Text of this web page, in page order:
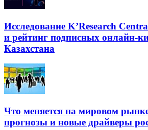
Исследование K’Research
и рейтинг подписных онлайн-
Казахстана
Что меняется на мировом
прогнозы и новые драйверы